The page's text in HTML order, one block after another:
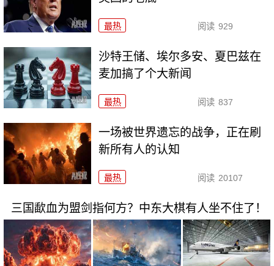
最热 阅读 929
沙特王储、埃尔多安、夏巴兹在
麦加搞了个大新闻
最热 阅读 837
一场被世界遗忘的战争，正在刷
新所有人的认知
最热 阅读 20107
三国歃血为盟剑指何方？中东大棋有人坐不住了！